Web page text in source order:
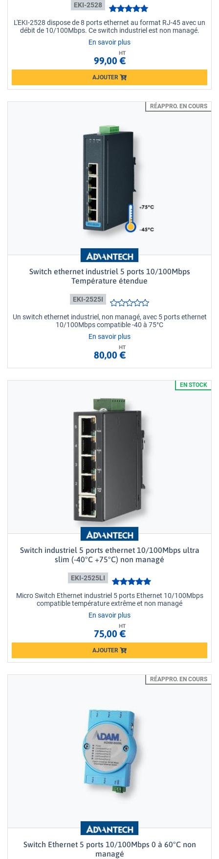
EKI-2528
L'EKI-2528 dispose de 8 ports ethernet au format RJ-45 avec un
débit de 10/100Mbps. Ce switch industriel est non managé.
En savoir plus
HT
99,00 €
AJOUTER
Loading...
RÉAPPRO. EN COURS
Switch ethernet industriel 5 ports 10/100Mbps
Température étendue
EKI-2525I
Un switch ethernet industriel, non managé, avec 5 ports ethernet
10/100Mbps compatible -40 à 75°C
En savoir plus
HT
80,00 €
EN STOCK
Switch industriel 5 ports ethernet 10/100Mbps ultra
slim (-40°C +75°C) non managé
EKI-2525LI
Micro Switch Ethernet industriel 5 ports Ethernet 10/100Mbps
compatible température extrême et non managé
En savoir plus
HT
75,00 €
AJOUTER
Loading...
RÉAPPRO. EN COURS
Switch Ethernet 5 ports 10/100Mbps 0 à 60°C non
managé